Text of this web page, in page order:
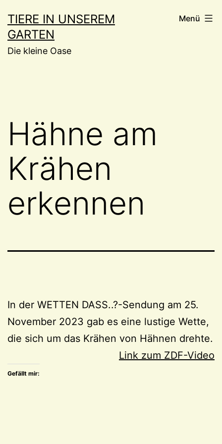
Inhalt
springen
TIERE IN UNSEREM
GARTEN
Die kleine Oase
Menü
Hähne am
Krähen
erkennen
In der WETTEN DASS..?-Sendung am 25.
November 2023 gab es eine lustige Wette,
die sich um das Krähen von Hähnen drehte.
Link zum ZDF-Video
Gefällt mir: